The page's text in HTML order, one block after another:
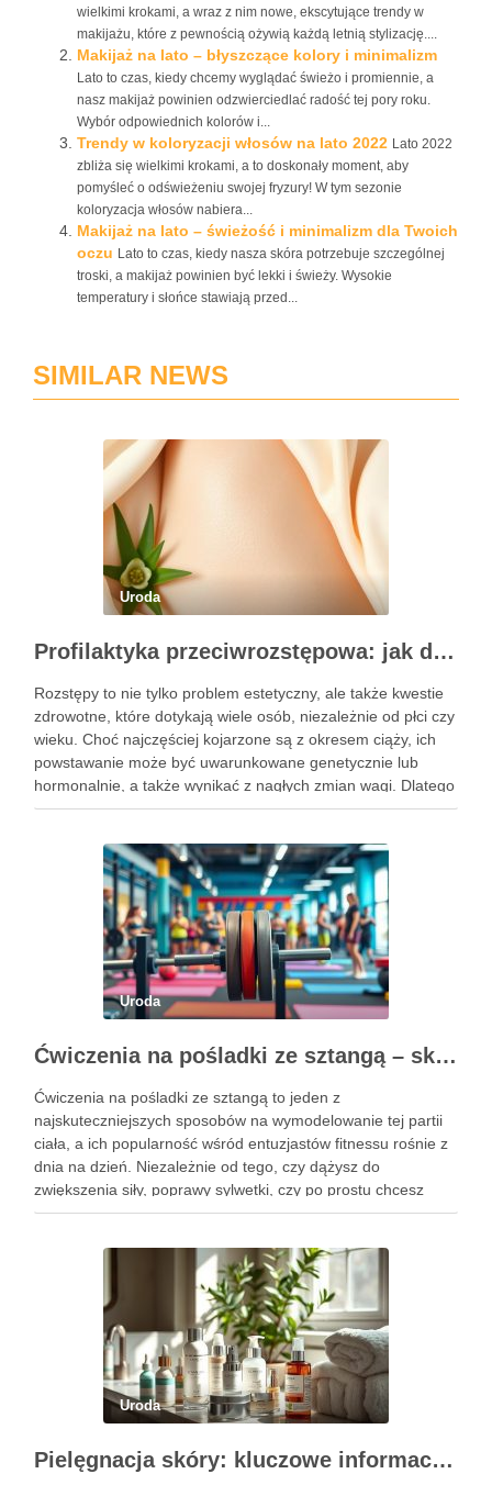
wielkimi krokami, a wraz z nim nowe, ekscytujące trendy w
makijażu, które z pewnością ożywią każdą letnią stylizację....
Makijaż na lato – błyszczące kolory i minimalizm
Lato to czas, kiedy chcemy wyglądać świeżo i promiennie, a
nasz makijaż powinien odzwierciedlać radość tej pory roku.
Wybór odpowiednich kolorów i...
Trendy w koloryzacji włosów na lato 2022 Lato 2022
zbliża się wielkimi krokami, a to doskonały moment, aby
pomyśleć o odświeżeniu swojej fryzury! W tym sezonie
koloryzacja włosów nabiera...
Makijaż na lato – świeżość i minimalizm dla Twoich
oczu Lato to czas, kiedy nasza skóra potrzebuje szczególnej
troski, a makijaż powinien być lekki i świeży. Wysokie
temperatury i słońce stawiają przed...
SIMILAR NEWS
Uroda
Profilaktyka przeciwrozstępowa: jak dbać o skórę skutecznie?
Rozstępy to nie tylko problem estetyczny, ale także kwestie
zdrowotne, które dotykają wiele osób, niezależnie od płci czy
wieku. Choć najczęściej kojarzone są z okresem ciąży, ich
powstawanie może być uwarunkowane genetycznie lub
hormonalnie, a także wynikać z nagłych zmian wagi. Dlatego
kluczowe jest, aby już od najmłodszych lat zadbać …
Uroda
Ćwiczenia na pośladki ze sztangą – skuteczne metody i techniki treningowe
Ćwiczenia na pośladki ze sztangą to jeden z
najskuteczniejszych sposobów na wymodelowanie tej partii
ciała, a ich popularność wśród entuzjastów fitnessu rośnie z
dnia na dzień. Niezależnie od tego, czy dążysz do
zwiększenia siły, poprawy sylwetki, czy po prostu chcesz
poczuć się lepiej w swoim ciele, odpowiednio dobrane
Uroda
Pielęgnacja skóry: kluczowe informacje i skuteczne metody